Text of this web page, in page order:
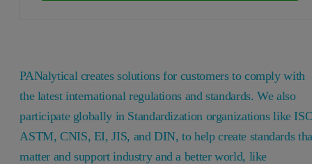
PANalytical creates solutions for customers to comply with
the latest international regulations and standards. We also
participate globally in Standardization organizations like
ASTM, CNIS, EI, JIS, and DIN, to help create standards
matter and support industry and a better world, like